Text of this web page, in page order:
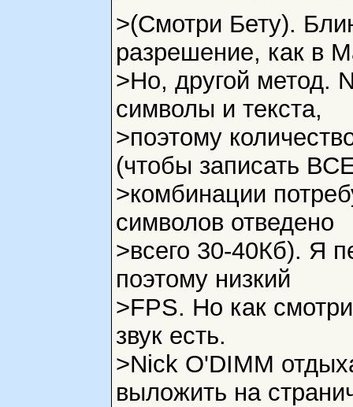
>(Смотри Бету).
разрешение, как в
>Но, другой метод.
символы и текста,
>поэтому
(чтобы записать
>комбинации
символов отведено
>всего 30-40Кб). Я
поэтому низкий
>FPS. Но как
звук есть.
>Nick O'DIMM
выложить на